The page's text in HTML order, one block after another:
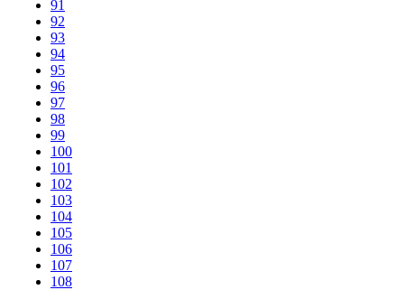
91
92
93
94
95
96
97
98
99
100
101
102
103
104
105
106
107
108